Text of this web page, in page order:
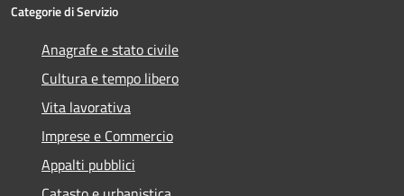
Categorie di Servizio
Anagrafe e stato civile
Cultura e tempo libero
Vita lavorativa
Imprese e Commercio
Appalti pubblici